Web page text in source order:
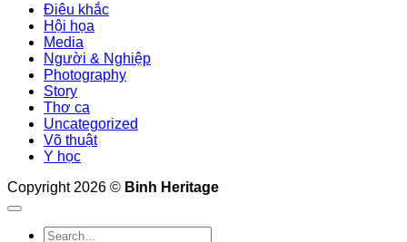
Điêu khắc
Hội họa
Media
Người & Nghiệp
Photography
Story
Thơ ca
Uncategorized
Võ thuật
Y học
Copyright 2026 © Binh Heritage